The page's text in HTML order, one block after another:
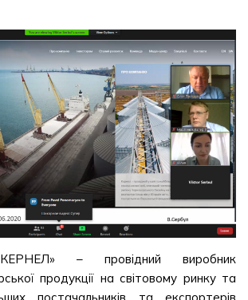
– провідний виробник
продукції на світовому ринку та
постачальників та експортерів